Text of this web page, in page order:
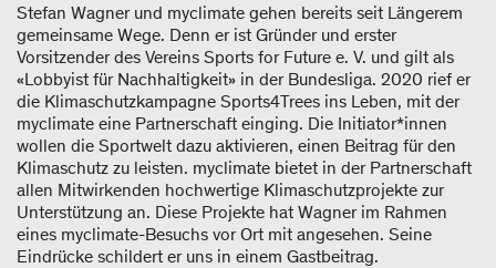
Stefan Wagner und myclimate gehen bereits seit Längerem
gemeinsame Wege. Denn er ist Gründer und erster
Vorsitzender des Vereins Sports for Future e. V. und gilt als
«Lobbyist für Nachhaltigkeit» in der Bundesliga. 2020 rief er
die Klimaschutzkampagne Sports4Trees ins Leben, mit der
myclimate eine Partnerschaft einging. Die Initiator*innen
wollen die Sportwelt dazu aktivieren, einen Beitrag für den
Klimaschutz zu leisten. myclimate bietet in der Partnerschaft
allen Mitwirkenden hochwertige Klimaschutzprojekte zur
Unterstützung an. Diese Projekte hat Wagner im Rahmen
eines myclimate-Besuchs vor Ort mit angesehen. Seine
Eindrücke schildert er uns in einem Gastbeitrag.